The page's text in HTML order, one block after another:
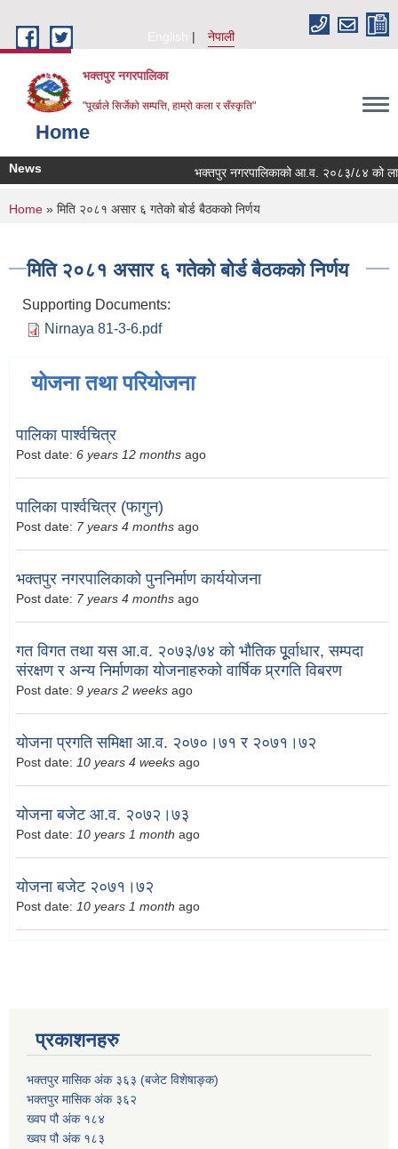
English
नेपाली
भक्तपुर नगरपालिका
"पूर्खाले सिर्जेको सम्पत्ति, हाम्रो कला र सँस्कृति"
Home
News भक्तपुर नगरपालिकाको आ.व. २०८३/८४ को लागि
You are here
Home » मिति २०८१ असार ६ गतेको बोर्ड बैठकको निर्णय
मिति २०८१ असार ६ गतेको बोर्ड बैठकको निर्णय
Supporting Documents:
Nirnaya 81-3-6.pdf
योजना तथा परियोजना
पालिका पार्श्वचित्र
Post date: 6 years 12 months ago
पालिका पार्श्वचित्र (फागुन)
Post date: 7 years 4 months ago
भक्तपुर नगरपालिकाको पुननिर्माण कार्ययोजना
Post date: 7 years 4 months ago
गत विगत तथा यस आ.व. २०७३/७४ को भौतिक पूूर्वाधार, सम्पदा
संरक्षण र अन्य निर्माणका योजनाहरुको वार्षिक प्र्रगति विबरण
Post date: 9 years 2 weeks ago
योजना प्रगति समिक्षा आ.व. २०७०।७१ र २०७१।७२
Post date: 10 years 4 weeks ago
योजना बजेट आ.व. २०७२।७३
Post date: 10 years 1 month ago
योजना बजेट २०७१।७२
Post date: 10 years 1 month ago
प्रकाशनहरु
भक्तपुर मासिक अंक ३६३ (बजेट विशेषाङ्क)
भक्तपुर मासिक अंक ३६२
ख्वप पौ अंक १८४
ख्वप पौ अंक १८३